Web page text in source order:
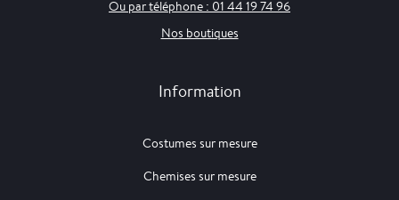
Ou par téléphone : 01 44 19 74 96
Nos boutiques
Information
Costumes sur mesure
Chemises sur mesure